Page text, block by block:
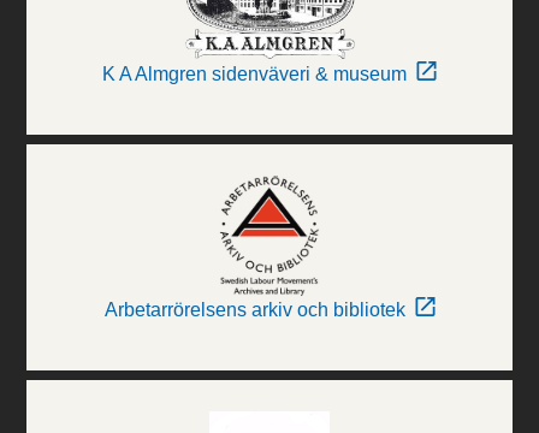
K A Almgren sidenväveri & museum
Arbetarrörelsens arkiv och bibliotek